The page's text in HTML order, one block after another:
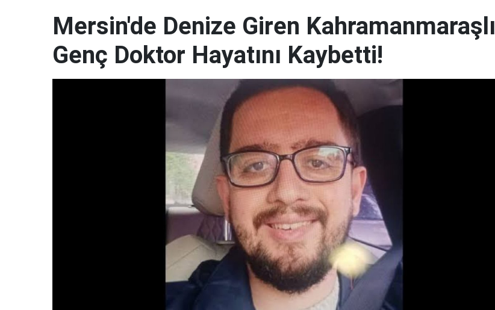
Mersin'de Denize Giren Kahramanmaraşlı
Genç Doktor Hayatını Kaybetti!